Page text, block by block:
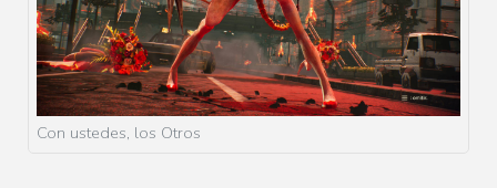
Con ustedes, los Otros